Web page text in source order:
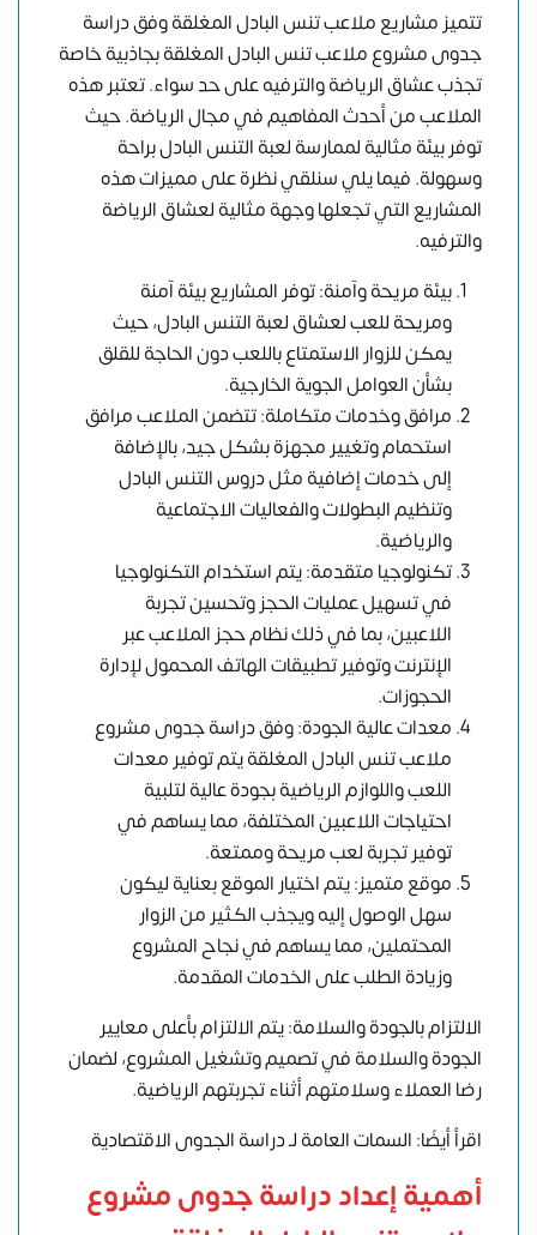
تتميز مشاريع ملاعب تنس البادل المغلقة وفق دراسة
جدوى مشروع ملاعب تنس البادل المغلقة بجاذبية خاصة
تجذب عشاق الرياضة والترفيه على حد سواء. تعتبر هذه
الملاعب من أحدث المفاهيم في مجال الرياضة. حيث
توفر بيئة مثالية لممارسة لعبة التنس البادل براحة
وسهولة. فيما يلي سنلقي نظرة على مميزات هذه
المشاريع التي تجعلها وجهة مثالية لعشاق الرياضة
والترفيه.
بيئة مريحة وآمنة: توفر المشاريع بيئة آمنة
ومريحة للعب لعشاق لعبة التنس البادل، حيث
يمكن للزوار الاستمتاع باللعب دون الحاجة للقلق
بشأن العوامل الجوية الخارجية.
مرافق وخدمات متكاملة: تتضمن الملاعب مرافق
استحمام وتغيير مجهزة بشكل جيد، بالإضافة
إلى خدمات إضافية مثل دروس التنس البادل
وتنظيم البطولات والفعاليات الاجتماعية
والرياضية.
تكنولوجيا متقدمة: يتم استخدام التكنولوجيا
في تسهيل عمليات الحجز وتحسين تجربة
اللاعبين، بما في ذلك نظام حجز الملاعب عبر
الإنترنت وتوفير تطبيقات الهاتف المحمول لإدارة
الحجوزات.
معدات عالية الجودة: وفق دراسة جدوى مشروع
ملاعب تنس البادل المغلقة يتم توفير معدات
اللعب واللوازم الرياضية بجودة عالية لتلبية
احتياجات اللاعبين المختلفة، مما يساهم في
توفير تجربة لعب مريحة وممتعة.
موقع متميز: يتم اختيار الموقع بعناية ليكون
سهل الوصول إليه ويجذب الكثير من الزوار
المحتملين، مما يساهم في نجاح المشروع
وزيادة الطلب على الخدمات المقدمة.
الالتزام بالجودة والسلامة: يتم الالتزام بأعلى معايير
الجودة والسلامة في تصميم وتشغيل المشروع، لضمان
رضا العملاء وسلامتهم أثناء تجربتهم الرياضية.
اقرأ أيضًا: السمات العامة لـ دراسة الجدوى الاقتصادية
أهمية إعداد دراسة جدوى مشروع